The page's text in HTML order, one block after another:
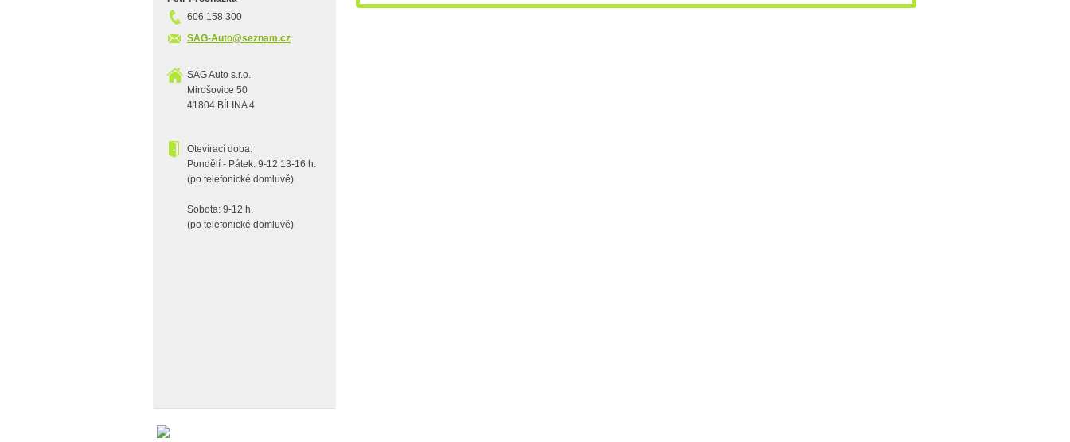
606 158 300
SAG-Auto@seznam.cz
SAG Auto s.r.o.
Mirošovice 50
41804 BÍLINA 4
Otevírací doba:
Pondělí - Pátek: 9-12 13-16 h.
(po telefonické domluvě)
Sobota: 9-12 h.
(po telefonické domluvě)